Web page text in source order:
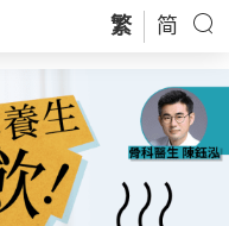
繁 简